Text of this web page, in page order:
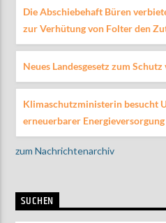
Die Abschiebehaft Büren
zur Verhütung von Folter den
Neues Landesgesetz zum
Klimaschutzministerin besucht
erneuerbarer Energieversorgung
zum Nachrichtenarchiv
SUCHEN